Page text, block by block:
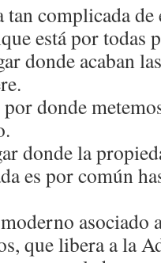
tan complicada
está por todas
donde acaban
donde
donde la
es por común
asociado
que libera a la